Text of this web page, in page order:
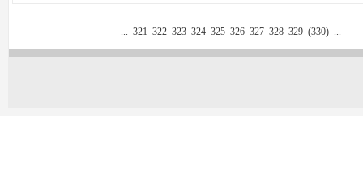
... 321 322 323 324 325 326 327 328 329 (330) ...